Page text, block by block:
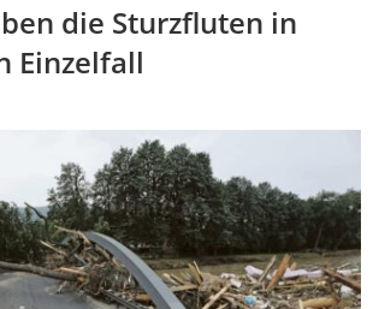
die Sturzfluten in
Einzelfall